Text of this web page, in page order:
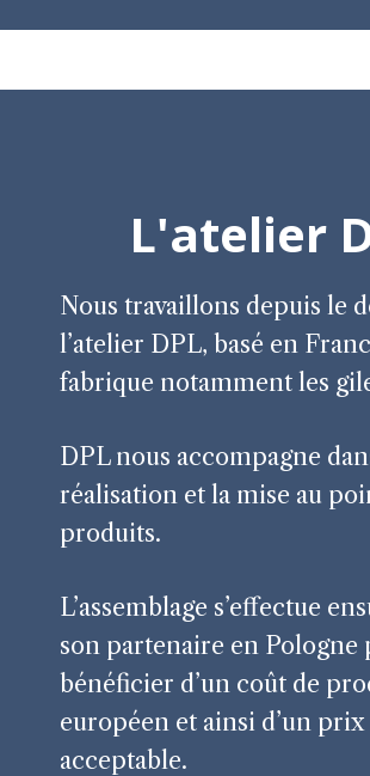
L'atelier
Nous travaillons depuis le
l’atelier DPL, basé en
fabrique notamment les
DPL nous accompagne
réalisation et la mise au
produits.
L’assemblage s’effectue
son partenaire en Pologne
bénéficier d’un coût de
européen et ainsi d’un prix
acceptable.